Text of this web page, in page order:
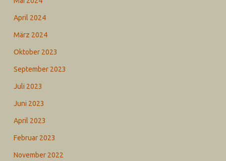
April 2024
März 2024
Oktober 2023
September 2023
Juli 2023
Juni 2023
April 2023
Februar 2023
November 2022